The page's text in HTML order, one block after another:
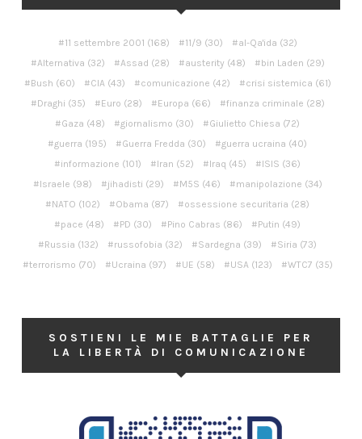
11 settembre 2001 (168) 11/9 (30) al-Qa'ida (32)
Alternativa (32) Assad (28) austerity (48) bin Laden (29)
Bush (60) CIA (43) comunicazione (42) crisi sistemica (61)
Draghi (35) Euro (28) Europa (66) finanza criminale (28)
Gaza (48) giornalismo (30) Giulietto Chiesa (72)
guerra (195) Guerra Fredda (30) guerra ucraina (40)
informazione (101) Iran (52) Iraq (45) ISIS (36)
Israele (98) jihadisti (29) M5S (46) manipolazione (34)
NATO (102) Obama (87) ossessione securitaria (28)
pace (48) PD (30) Pino Cabras (86) Putin (49)
Russia (132) russofobia (32) Sardegna (39) Siria (73)
terrorismo (70) Ucraina (97) UE (58) USA (123) WTC7 (35)
SOSTIENI LE MIE BATTAGLIE PER
LA LIBERTÀ DI COMUNICAZIONE